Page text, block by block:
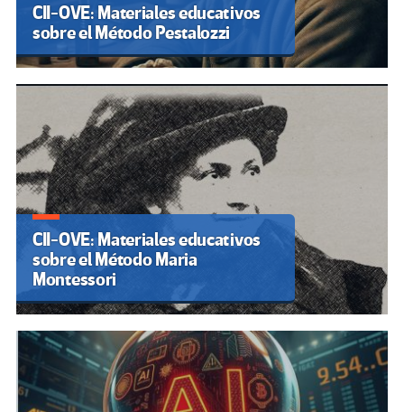
CII-OVE: Materiales educativos
sobre el Método Pestalozzi
CII-OVE: Materiales educativos
sobre el Método Maria
Montessori